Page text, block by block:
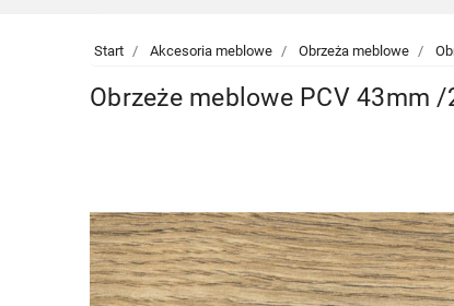
Start Akcesoria meblowe Obrzeża meblowe
Obrzeże meblowe PCV 43mm